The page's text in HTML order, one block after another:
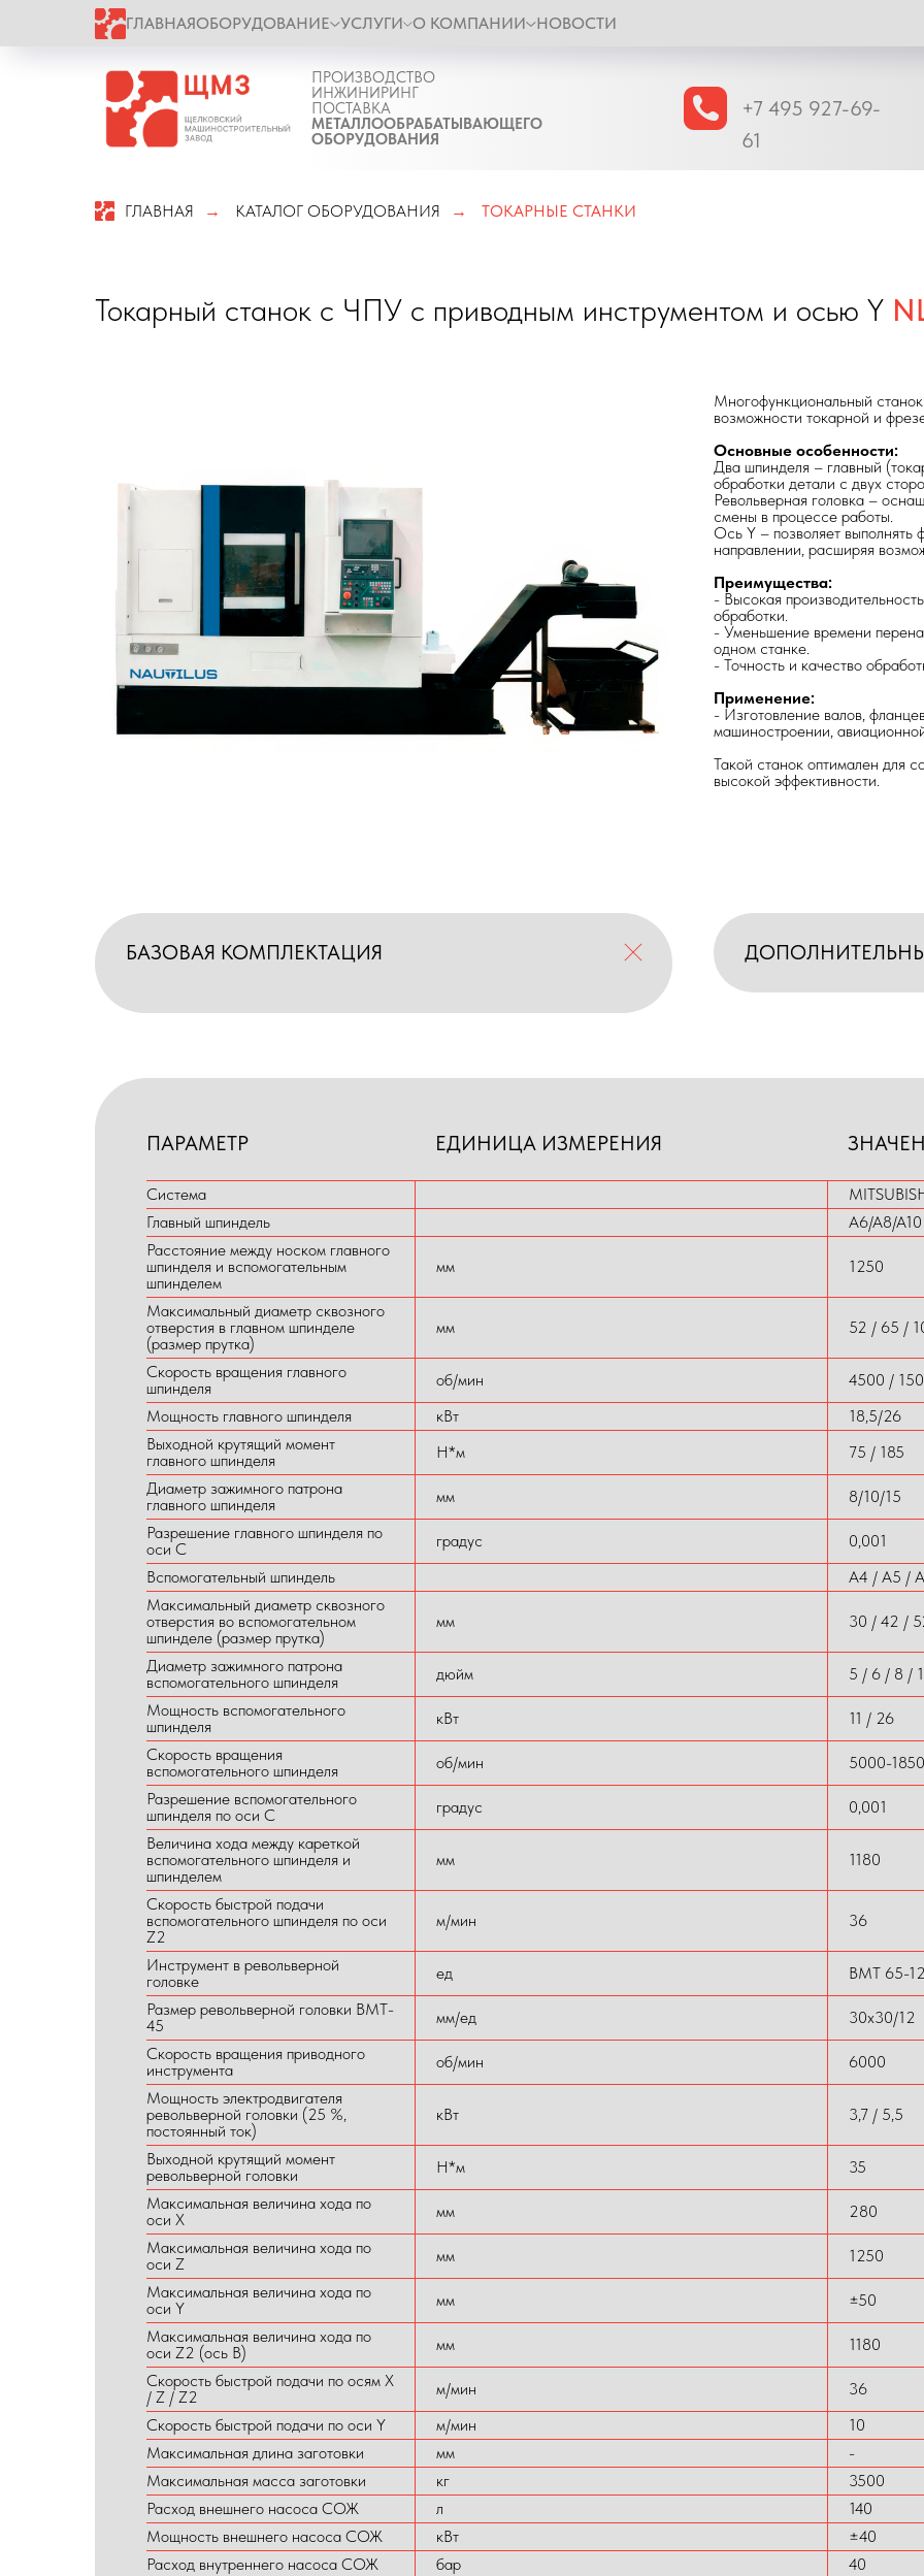
ГЛАВНАЯОБОРУДОВАНИЕ УСЛУГИ О КОМПАНИИ НОВОСТИ
ПРОИЗВОДСТВО
ИНЖИНИРИНГ
ПОСТАВКА
МЕТАЛЛООБРАБАТЫВАЮЩЕГО
ОБОРУДОВАНИЯ
+7 495 927-69-
61
ГЛАВНАЯ → КАТАЛОГ ОБОРУДОВАНИЯ → ТОКАРНЫЕ СТАНКИ
Токарный станок с ЧПУ с приводным инструментом и осью Y
Многофункциональный
возможности токарной и
Основные особенности:
Два шпинделя – главный
обработки детали с двух
Револьверная головка –
смены в процессе работы.
Ось Y – позволяет
направлении, расширяя
Преимущества:
- Высокая
обработки.
- Уменьшение времени
одном станке.
- Точность и качество
Применение:
- Изготовление валов,
машиностроении,
Такой станок оптимален для
высокой эффективности.
БАЗОВАЯ КОМПЛЕКТАЦИЯ
ПАРАМЕТР ЕДИНИЦА ИЗМЕРЕНИЯ
Система
Главный шпиндель
A6/A8/A10
Расстояние между носком главного
шпинделя и вспомогательным
шпинделем
мм 1250
Максимальный диаметр сквозного
отверстия в главном шпинделе
(размер прутка)
мм 52 / 65 /
Скорость вращения главного
шпинделя
об/мин
4500 /
Мощность главного шпинделя
кВт
18,5/26
Выходной крутящий момент
главного шпинделя
Н*м
75 / 185
Диаметр зажимного патрона
главного шпинделя
мм
8/10/15
Разрешение главного шпинделя по
оси C
градус
0,001
Вспомогательный шпиндель
A4 / A5 /
Максимальный диаметр сквозного
отверстия во вспомогательном
шпинделе (размер прутка)
мм 30 / 42 /
Диаметр зажимного патрона
вспомогательного шпинделя
дюйм
5 / 6 / 8 /
Мощность вспомогательного
шпинделя
кВт
11 / 26
Скорость вращения
вспомогательного шпинделя
об/мин
5000-1850
Разрешение вспомогательного
шпинделя по оси C
градус
0,001
Величина хода между кареткой
вспомогательного шпинделя и
шпинделем
мм 1180
Скорость быстрой подачи
вспомогательного шпинделя по оси
Z2
м/мин 36
Инструмент в револьверной
головке
ед
BMT 65-
Размер револьверной головки BMT-
45
мм/ед
30x30/12
Скорость вращения приводного
инструмента
об/мин
6000
Мощность электродвигателя
револьверной головки (25 %,
постоянный ток)
кВт 3,7 / 5,5
Выходной крутящий момент
револьверной головки
Н*м
35
Максимальная величина хода по
оси X
мм
280
Максимальная величина хода по
оси Z
мм
1250
Максимальная величина хода по
оси Y
мм
±50
Максимальная величина хода по
оси Z2 (ось B)
мм
1180
Скорость быстрой подачи по осям X
/ Z / Z2
м/мин
36
Скорость быстрой подачи по оси Y
м/мин
10
Максимальная длина заготовки
мм
-
Максимальная масса заготовки
кг
3500
Расход внешнего насоса СОЖ
л
140
Мощность внешнего насоса СОЖ
кВт
±40
Расход внутреннего насоса СОЖ
бар
40